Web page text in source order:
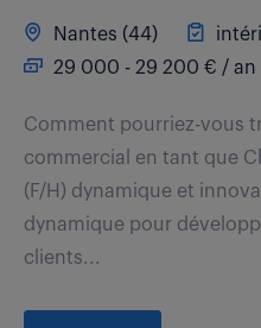
Nantes (44)
29 000 - 29 200 € / an
Comment pourriez-vous
commercial en tant que
(F/H) dynamique et
dynamique pour
clients...